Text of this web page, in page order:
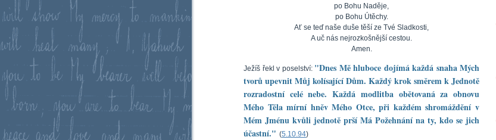
po Bohu Naděje,
po Bohu Útěchy.
Ať se teď naše duše těší ze Tvé Sladkosti,
A uč nás nejrozkošnější cestou.
Amen.
Ježíš řekl v poselství: "Dnes Mě hluboce dojímá každá snaha Mých
tvorů upevnit Můj kolísající Dům. Každý krok směrem k Jednotě
rozradostní celé nebe. Každá modlitba obětovaná za obnovu
Mého Těla mírní hněv Mého Otce, při každém shromáždění v
Mém Jménu kvůli jednotě prší Má Požehnání na ty, kdo se jich
účastní." (5.10.94)